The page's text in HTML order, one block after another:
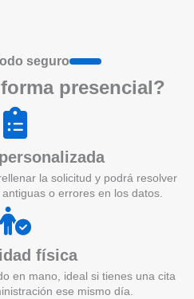
seguro
apresencial?
la solicitud y podrá resolver
o errores en los datos.
física
en mano, ideal si tienes una cita
ese mismo día.